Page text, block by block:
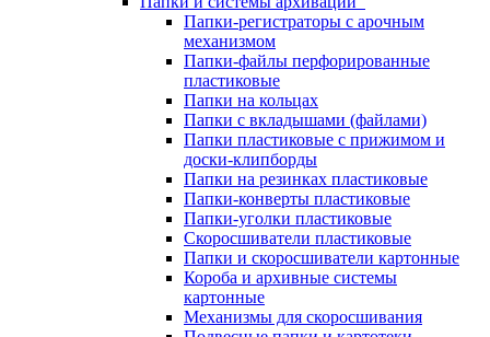
Папки-регистраторы с арочным
механизмом
Папки-файлы перфорированные
пластиковые
Папки на кольцах
Папки с вкладышами (файлами)
Папки пластиковые с прижимом и
доски-клипборды
Папки на резинках пластиковые
Папки-конверты пластиковые
Папки-уголки пластиковые
Скоросшиватели пластиковые
Папки и скоросшиватели картонные
Короба и архивные системы
картонные
Механизмы для скоросшивания